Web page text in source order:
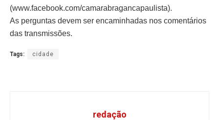
(www.facebook.com/camarabragancapaulista).
As perguntas devem ser encaminhadas nos comentários
das transmissões.
Tags: cidade
redação